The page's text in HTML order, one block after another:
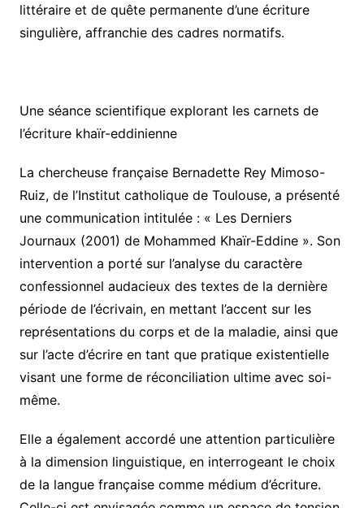
littéraire et de quête permanente d’une écriture
singulière, affranchie des cadres normatifs.
Une séance scientifique explorant les carnets de
l’écriture khaïr-eddinienne
La chercheuse française Bernadette Rey Mimoso-
Ruiz, de l’Institut catholique de Toulouse, a présenté
une communication intitulée : « Les Derniers
Journaux (2001) de Mohammed Khaïr-Eddine ». Son
intervention a porté sur l’analyse du caractère
confessionnel audacieux des textes de la dernière
période de l’écrivain, en mettant l’accent sur les
représentations du corps et de la maladie, ainsi que
sur l’acte d’écrire en tant que pratique existentielle
visant une forme de réconciliation ultime avec soi-
même.
Elle a également accordé une attention particulière
à la dimension linguistique, en interrogeant le choix
de la langue française comme médium d’écriture.